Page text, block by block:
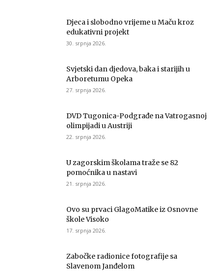
Djeca i slobodno vrijeme u Maču kroz
edukativni projekt
30. srpnja 2026.
Svjetski dan djedova, baka i starijih u
Arboretumu Opeka
27. srpnja 2026.
DVD Tugonica-Podgrađe na Vatrogasnoj
olimpijadi u Austriji
22. srpnja 2026.
U zagorskim školama traže se 82
pomoćnika u nastavi
21. srpnja 2026.
Ovo su prvaci GlagoMatike iz Osnovne
škole Visoko
17. srpnja 2026.
Zabočke radionice fotografije sa
Slavenom Janđelom